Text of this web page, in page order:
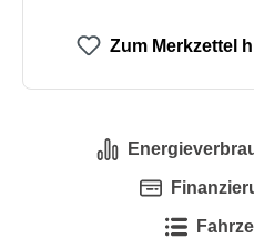
Zum Merkzettel